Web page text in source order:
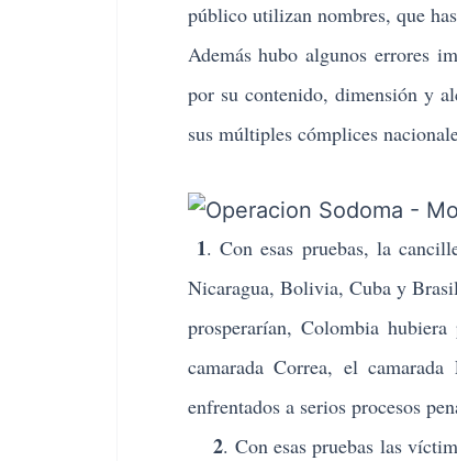
público utilizan nombres, que
Además hubo algunos errores
por su contenido, dimensión y
sus múltiples cómplices
1. Con esas pruebas, la
Nicaragua, Bolivia, Cuba y
prosperarían, Colombia
camarada Correa, el
enfrentados a serios procesos
2. Con esas pruebas las